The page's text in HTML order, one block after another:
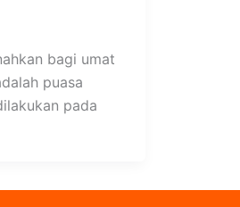
bagi umat
puasa
pada